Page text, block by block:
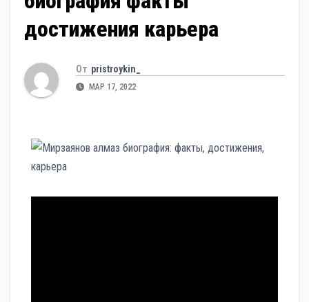
достижения карьера
От pristroykin_
МАР 17, 2022